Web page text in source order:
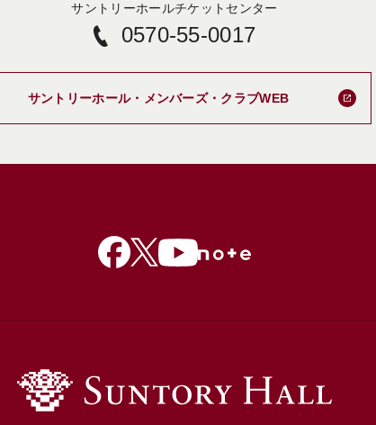
サントリーホールチケットセンター
0570-55-0017
サントリーホール・メンバーズ・クラブWEB